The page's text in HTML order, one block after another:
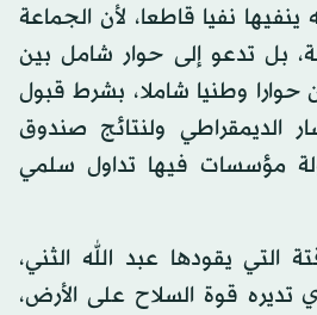
ينفيها نفيا قاطعا، لأن الجماعة
بل تدعو إلى حوار شامل بين
حوارا وطنيا شاملا، بشرط قبول
الديمقراطي ولنتائج صندوق
دولة مؤسسات فيها تداول سلمي
التي يقودها عبد الله الثني،
تديره قوة السلاح على الأرض،